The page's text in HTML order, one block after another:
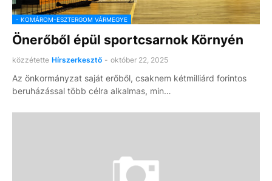
- KOMÁROM-ESZTERGOM VÁRMEGYE
Önerőből épül sportcsarnok Környén
közzétette Hírszerkesztő - október 22, 2025
Az önkormányzat saját erőből, csaknem kétmilliárd forintos
beruházással több célra alkalmas, min…